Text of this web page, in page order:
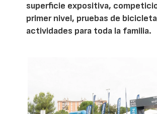
superficie expositiva,
primer nivel, pruebas de
actividades para toda la familia.